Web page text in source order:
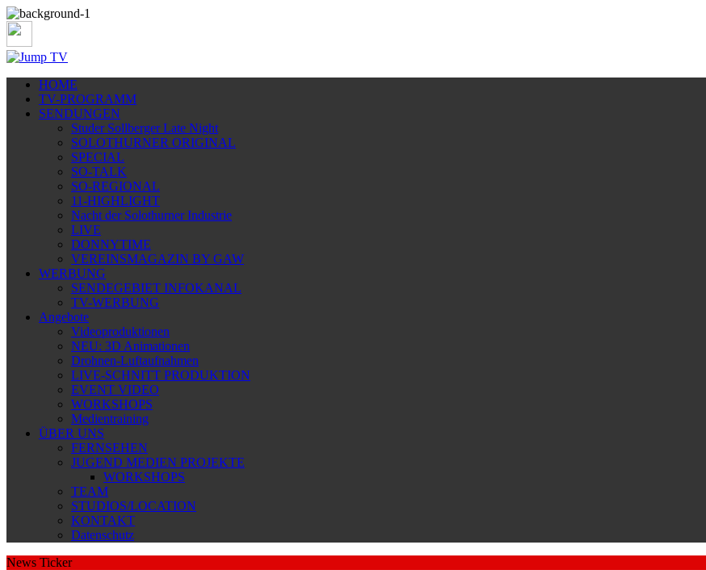
HOME
TV-PROGRAMM
SENDUNGEN
Studer Sollberger Late Night
SOLOTHURNER ORIGINAL
SPECIAL
SO-TALK
SO-REGIONAL
11-HIGHLIGHT
Nacht der Solothurner Industrie
LIVE
DONNYTIME
VEREINSMAGAZIN BY GAW
WERBUNG
SENDEGEBIET INFOKANAL
TV-WERBUNG
Angebote
Videoproduktionen
NEU: 3D Animationen
Drohnen-Luftaufnahmen
LIVE-SCHNITT PRODUKTION
EVENT VIDEO
WORKSHOPS
Medientraining
ÜBER UNS
FERNSEHEN
JUGEND MEDIEN PROJEKTE
WORKSHOPS
TEAM
STUDIOS/LOCATION
KONTAKT
Datenschutz
News Ticker